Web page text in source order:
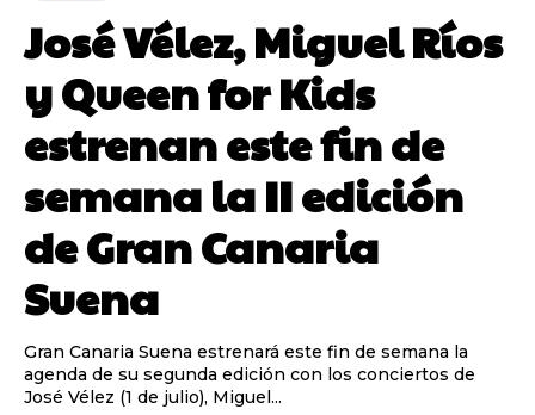
José Vélez, Miguel Ríos
y Queen for Kids
estrenan este fin de
semana la II edición
de Gran Canaria
Suena
Gran Canaria Suena estrenará este fin de semana la
agenda de su segunda edición con los conciertos de
José Vélez (1 de julio), Miguel...